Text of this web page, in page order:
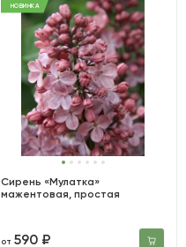
НОВИНКА
Сирень «Мулатка»
мажентовая, простая
от590 ₽